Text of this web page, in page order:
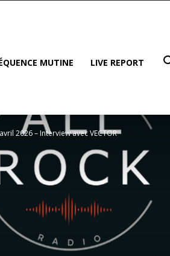
MUTINE LIVE REPORT
2026 – Interview avec VECTOR